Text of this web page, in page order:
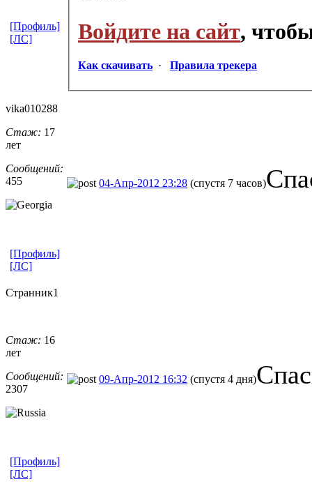
Войдите на сайт,
Как скачивать · Правила трекера
[Профиль]
[ЛС]
vika010288
Стаж: 17
лет
Сообщений:
455
04-Апр-2012 23:28 (спустя 7 часов)
[Профиль]
[ЛС]
Странник1
Стаж: 16
лет
Сообщений:
2307
09-Апр-2012 16:32 (спустя 4 дня)
[Профиль]
[ЛС]